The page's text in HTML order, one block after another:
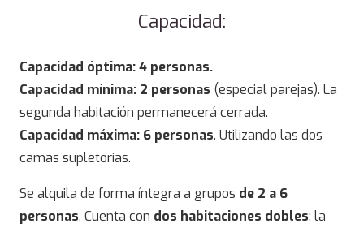
Capacidad:
Capacidad óptima: 4 personas.
Capacidad mínima: 2 personas (especial parejas). La
segunda habitación permanecerá cerrada.
Capacidad máxima: 6 personas. Utilizando las dos
camas supletorias.
Se alquila de forma íntegra a grupos de 2 a 6
personas. Cuenta con dos habitaciones dobles: la